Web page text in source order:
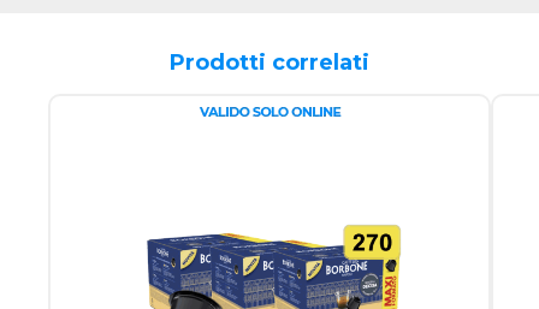
Prodotti correlati